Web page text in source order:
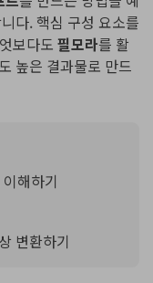
다. 핵심 구성 요소를
보다도 필모라를 활
높은 결과물로 만드
해하기
변환하기